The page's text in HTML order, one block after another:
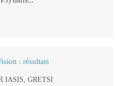
: résultats
IASIS, GRETSI